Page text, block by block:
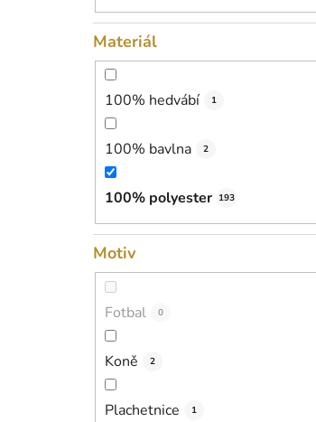
Materiál
100% hedvábí 1
100% bavlna 2
100% polyester 193
Motiv
Fotbal 0
Koně 2
Plachetnice 1